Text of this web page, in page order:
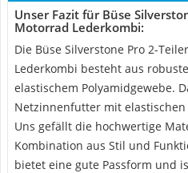
Unser Fazit für Büse
Motorrad Lederkombi:
Die Büse Silverstone Pro 2-
Lederkombi besteht aus
elastischem Polyamidgewebe.
Netzinnenfutter mit
Uns gefällt die hochwertige
Kombination aus Stil und
bietet eine gute Passform und